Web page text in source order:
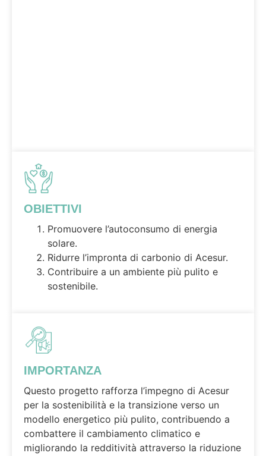
OBIETTIVI
Promuovere l’autoconsumo di energia
solare.
Ridurre l’impronta di carbonio di Acesur.
Contribuire a un ambiente più pulito e
sostenibile.
IMPORTANZA
Questo progetto rafforza l’impegno di Acesur
per la sostenibilità e la transizione verso un
modello energetico più pulito, contribuendo a
combattere il cambiamento climatico e
migliorando la redditività attraverso la riduzione